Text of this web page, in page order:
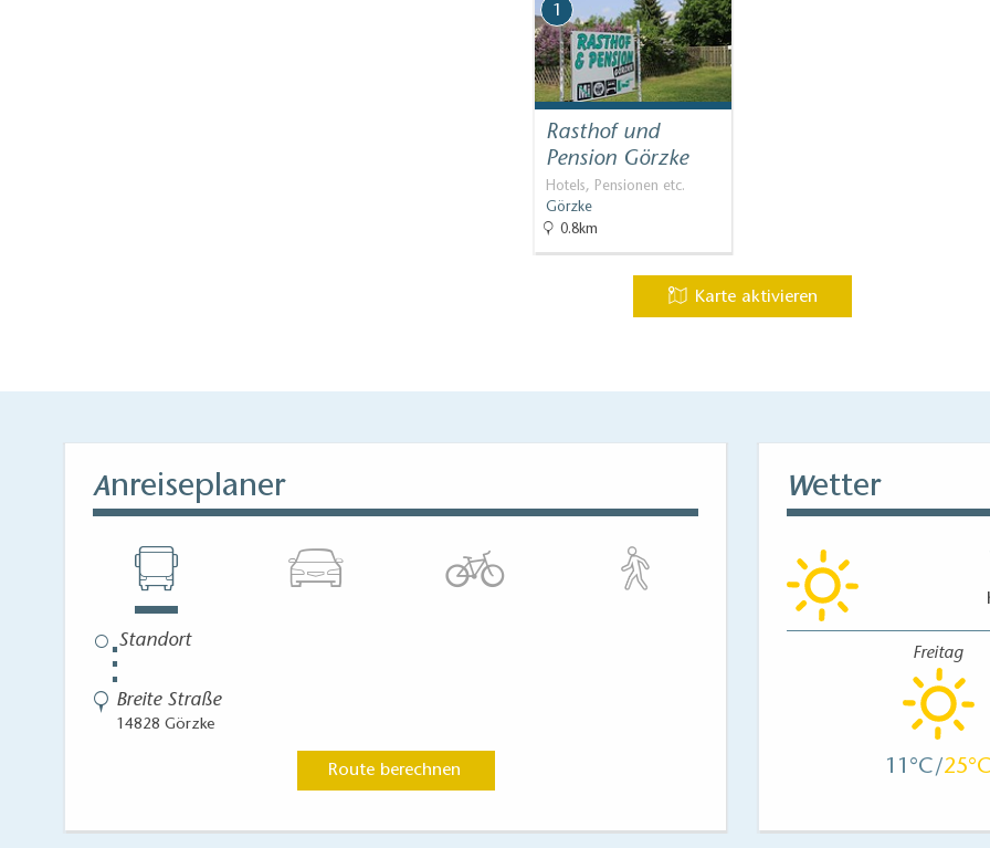
1
Rasthof und
Pension Görzke
Hotels, Pensionen etc.
Görzke
0.8km
Karte aktivieren
Anreiseplaner
⋮
Breite Straße
14828 Görzke
Route berechnen
Wetter
Freitag
11 25